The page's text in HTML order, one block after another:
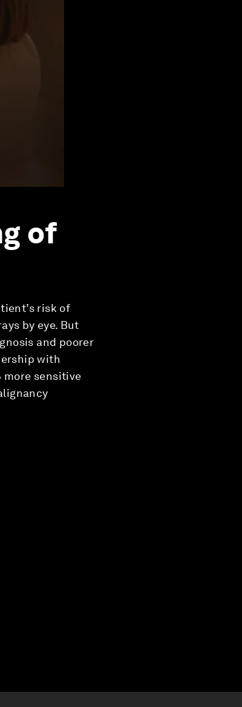
of
risk of
by eye. But
and poorer
with
more sensitive